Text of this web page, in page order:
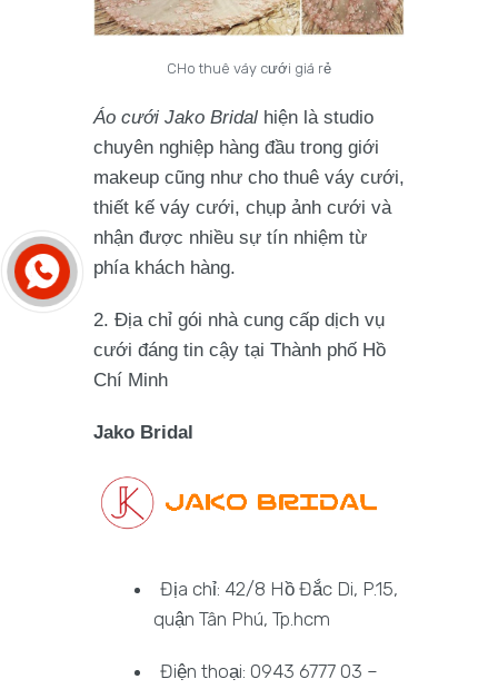
CHo thuê váy cưới giá rẻ
Áo cưới Jako Bridal hiện là studio
chuyên nghiệp hàng đầu trong giới
makeup cũng như cho thuê váy cưới,
thiết kế váy cưới, chụp ảnh cưới và
nhận được nhiều sự tín nhiệm từ
phía khách hàng.
2. Địa chỉ gói nhà cung cấp dịch vụ
cưới đáng tin cậy tại Thành phố Hồ
Chí Minh
Jako Bridal
Địa chỉ: 42/8 Hồ Đắc Di, P.15,
quận Tân Phú, Tp.hcm
Điện thoại: 0943 6777 03 –